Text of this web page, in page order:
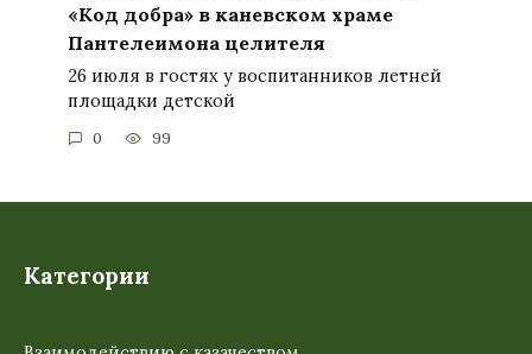
«Код добра» в каневском храме
Пантелеимона целителя
26 июля в гостях у воспитанников летней
площадки детской
0 99
Категории